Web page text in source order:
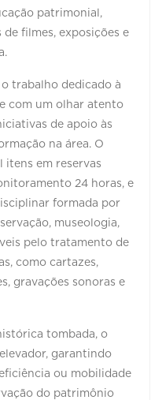
patrimonial,
de filmes, exposições e
trabalho dedicado à
com um olhar atento
de apoio às
na área. O
itens em reservas
24 horas, e
formada por
museologia,
pelo tratamento de
como cartazes,
gravações sonoras e
tombada, o
garantindo
ou mobilidade
do patrimônio